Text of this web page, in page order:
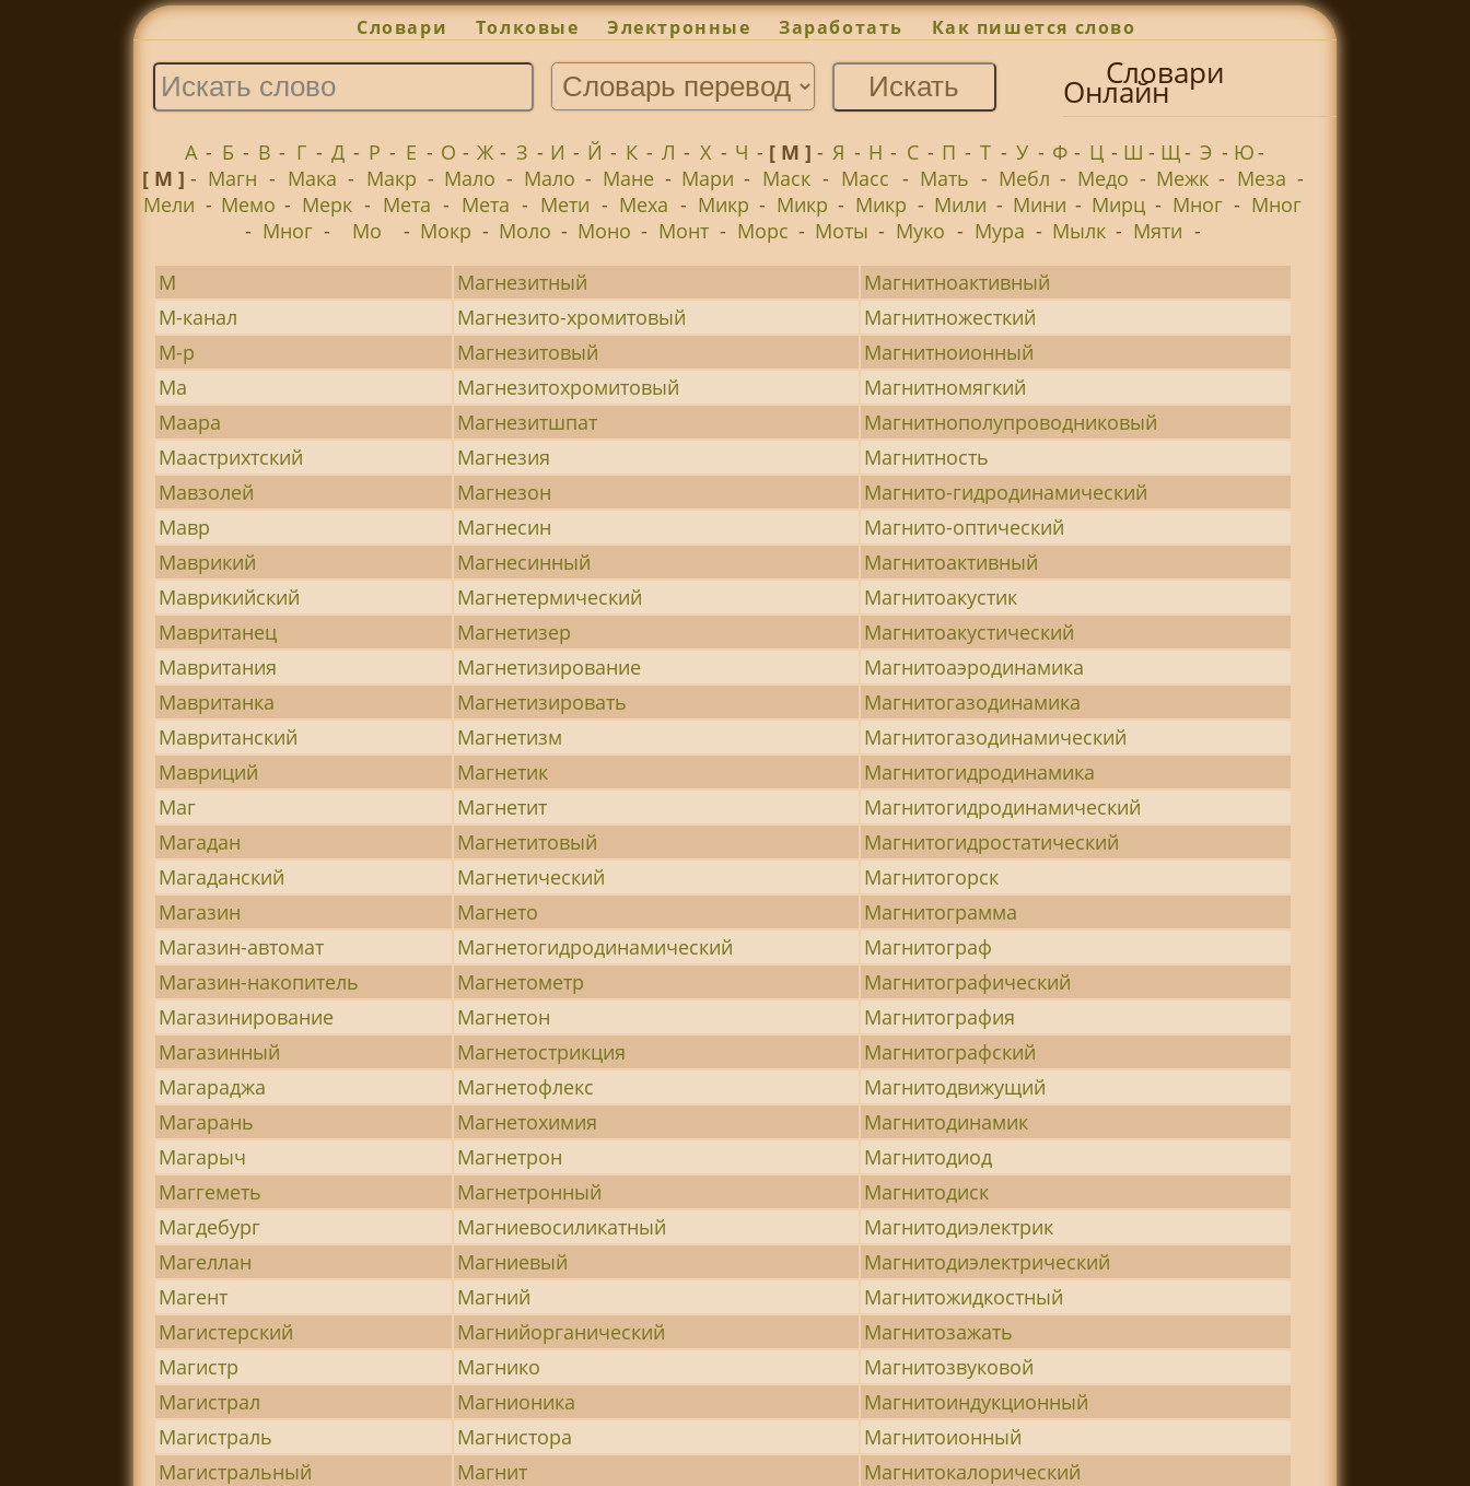
Словари Толковые Электронные Заработать Как пишется слово
Словари
Онлайн
А - Б - В - Г - Д - Р - Е - О - Ж - З - И - Й - К - Л - Х - Ч - [ М ]- Я - Н - С - П - Т - У - Ф - Ц - Ш - Щ- Э - Ю-
[ М ] - Магн - Мака - Макр - Мало - Мало - Мане - Мари - Маск - Масс - Мать - Мебл - Медо - Межк - Меза -
Мели - Мемо - Мерк - Мета - Мета - Мети - Меха - Микр - Микр - Микр - Мили - Мини - Мирц - Мног - Мног
- Мног - Мо - Мокр - Моло - Моно - Монт - Морс - Моты - Муко - Мура - Мылк - Мяти -
М
Магнезитный
Магнитноактивный
М-канал
Магнезито-хромитовый
Магнитножесткий
М-р
Магнезитовый
Магнитноионный
Ма
Магнезитохромитовый
Магнитномягкий
Маара
Магнезитшпат
Магнитнополупроводниковый
Маастрихтский
Магнезия
Магнитность
Мавзолей
Магнезон
Магнито-гидродинамический
Мавр
Магнесин
Магнито-оптический
Маврикий
Магнесинный
Магнитоактивный
Маврикийский
Магнетермический
Магнитоакустик
Мавританец
Магнетизер
Магнитоакустический
Мавритания
Магнетизирование
Магнитоаэродинамика
Мавританка
Магнетизировать
Магнитогазодинамика
Мавританский
Магнетизм
Магнитогазодинамический
Мавриций
Магнетик
Магнитогидродинамика
Маг
Магнетит
Магнитогидродинамический
Магадан
Магнетитовый
Магнитогидростатический
Магаданский
Магнетический
Магнитогорск
Магазин
Магнето
Магнитограмма
Магазин-автомат
Магнетогидродинамический
Магнитограф
Магазин-накопитель
Магнетометр
Магнитографический
Магазинирование
Магнетон
Магнитография
Магазинный
Магнетострикция
Магнитографский
Магараджа
Магнетофлекс
Магнитодвижущий
Магарань
Магнетохимия
Магнитодинамик
Магарыч
Магнетрон
Магнитодиод
Маггеметь
Магнетронный
Магнитодиск
Магдебург
Магниевосиликатный
Магнитодиэлектрик
Магеллан
Магниевый
Магнитодиэлектрический
Магент
Магний
Магнитожидкостный
Магистерский
Магнийорганический
Магнитозажать
Магистр
Магнико
Магнитозвуковой
Магистрал
Магнионика
Магнитоиндукционный
Магистраль
Магнистора
Магнитоионный
Магистральный
Магнит
Магнитокалорический